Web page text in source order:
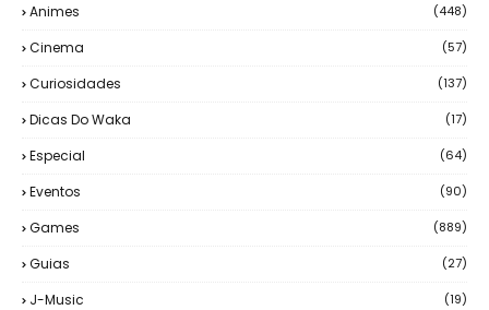
Animes (448)
Cinema (57)
Curiosidades (137)
Dicas Do Waka (17)
Especial (64)
Eventos (90)
Games (889)
Guias (27)
J-Music (19)